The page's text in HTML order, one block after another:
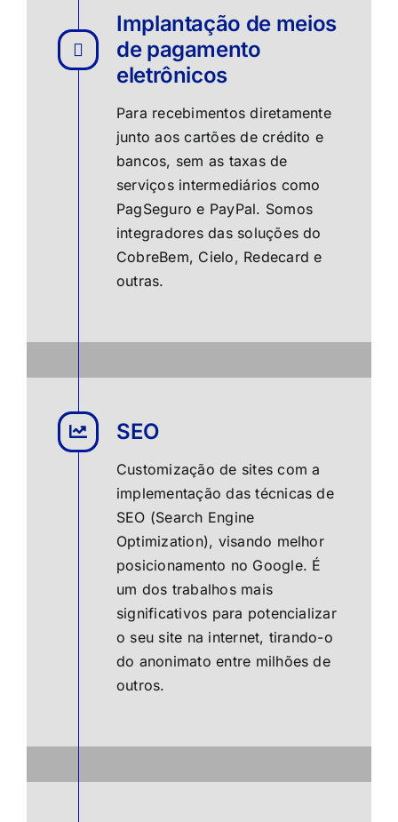
Implantação de meios
de pagamento
eletrônicos
Para recebimentos diretamente
junto aos cartões de crédito e
bancos, sem as taxas de
serviços intermediários como
PagSeguro e PayPal. Somos
integradores das soluções do
CobreBem, Cielo, Redecard e
outras.
SEO
Customização de sites com a
implementação das técnicas de
SEO (Search Engine
Optimization), visando melhor
posicionamento no Google. É
um dos trabalhos mais
significativos para potencializar
o seu site na internet, tirando-o
do anonimato entre milhões de
outros.